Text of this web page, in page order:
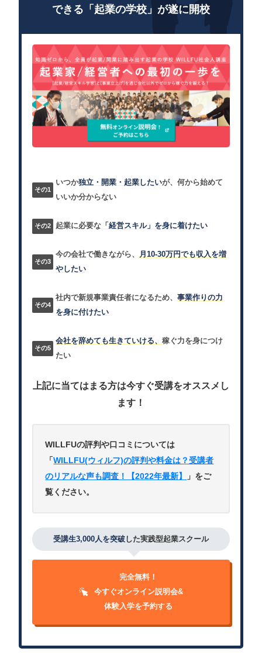
できる「起業の学校」が遂に開校
いつか独立・開業・起業したいが、何から始めて
いいか分からない
起業に必要な 「経営スキル」を身に着けたい
今の会社で働きながら、
月10-30万円でも収入を増
やしたい
社内で新規事業責任者になるため、事業作りの力
を身に付けたい
会社を辞めても生きていける、稼ぐ力を身につけ
たい
上記に当てはまる方は今すぐ受講をオススメし
ます！
WILLFUの評判や口コミについては
「WILLFU(ウィルフ)の評判や料金は？受講者
のリアルな声も調査！【2022年最新】
」をご
覧ください。
受講生3,000人を突破 した実践型起業スクール
完全無料！
今すぐオンライン説明会&
体験入学を予約する